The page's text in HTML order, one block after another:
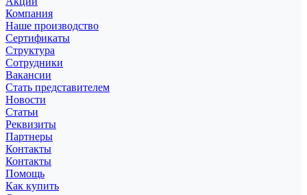
Компания
Наше производство
Сертификаты
Структура
Сотрудники
Вакансии
Стать представителем
Новости
Статьи
Реквизиты
Партнеры
Контакты
Контакты
Помощь
Как купить